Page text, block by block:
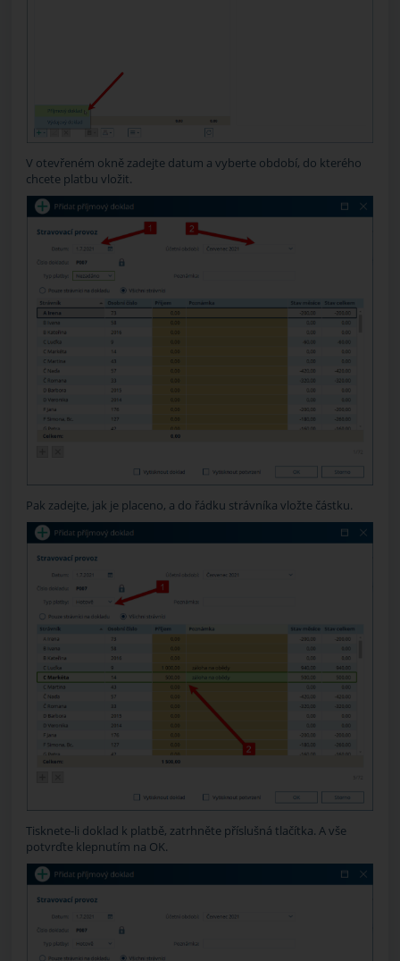
V otevřeném okně zadejte datum a vyberte období, do kterého
chcete platbu vložit.
Pak zadejte, jak je placeno, a do řádku strávníka vložte částku.
Tisknete-li doklad k platbě, zatrhněte příslušná tlačítka. A vše
potvrďte klepnutím na OK.